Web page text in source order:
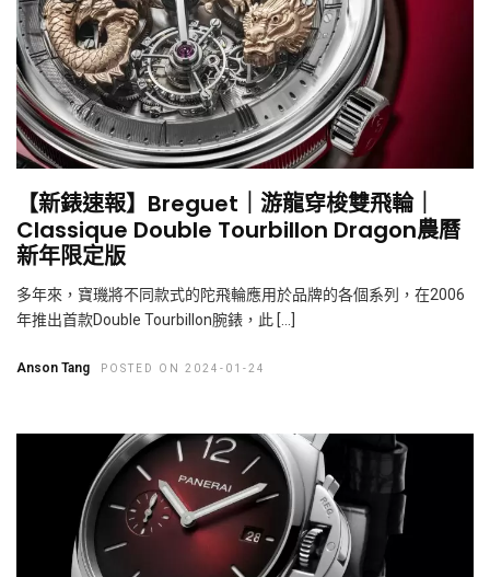
【新錶速報】Breguet｜游龍穿梭雙飛輪｜
Classique Double Tourbillon Dragon農曆
新年限定版
多年來，寶璣將不同款式的陀飛輪應用於品牌的各個系列，在2006
年推出首款Double Tourbillon腕錶，此 […]
Anson Tang POSTED ON 2024-01-24